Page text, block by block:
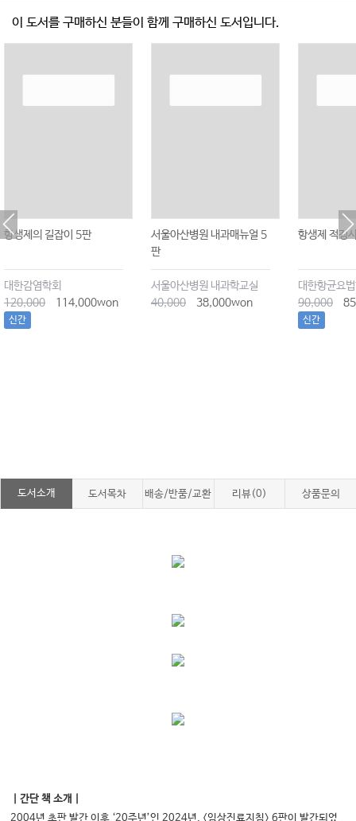
이 도서를 구매하신 분들이 함께 구매하신 도서입니다.
항생제의 길잡이 5판
대한감염학회
120,000
114,000won
신간
서울아산병원 내과매뉴얼 5
판
서울아산병원 내과학교실
40,000
38,000won
항생제 적정
대한항균요
90,000
신간
도서소개 도서목차 배송/반품/교환 리뷰(0) 상품문의
｜간단 책 소개｜
2004년 초판 발간 이후 ‘20주년’인2024년, <임상진료지침> 6판이 발간되었